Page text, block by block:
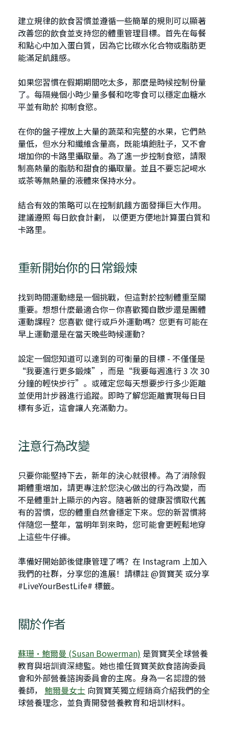
建立規律的飲食習慣並遵循一些簡單的規則可以顯著
改善您的飲食並支持您的體重管理目標。首先在每餐
和點心中加入蛋白質，因為它比碳水化合物或脂肪更
能滿足飢餓感。
如果您習慣在假期期間吃太多，那麼是時候控制份量
了。每隔幾個小時少量多餐和吃零食可以穩定血糖水
平並有助於 抑制食慾。
在你的盤子裡放上大量的蔬菜和完整的水果，它們熱
量低，但水分和纖維含量高，既能填飽肚子，又不會
增加你的卡路里攝取量。為了進一步控制食慾，請限
制高熱量的脂肪和甜食的攝取量。並且不要忘記喝水
或茶等無熱量的液體來保持水分。
結合有效的策略可以在控制飢餓方面發揮巨大作用。
建議遵照 每日飲食計劃， 以便更方便地計算蛋白質和
卡路里。
重新開始你的日常鍛煉
找到時間運動總是一個挑戰，但這對於控制體重至關
重要。想想什麼最適合你－你喜歡獨自散步還是團體
運動課程？您喜歡 健行或戶外運動嗎？您更有可能在
早上運動還是在當天晚些時候運動？
設定一個您知道可以達到的可衡量的目標 - 不僅僅是
“我要進行更多鍛煉”，而是“我要每週進行 3 次 30
分鐘的輕快步行”。或確定您每天想要步行多少距離
並使用計步器進行追蹤。即時了解您距離實現每日目
標有多近，這會讓人充滿動力。
注意行為改變
只要你能堅持下去，新年的決心就很棒。為了消除假
期體重增加，請更專注於您決心做出的行為改變，而
不是體重計上顯示的內容。隨著新的健康習慣取代舊
有的習慣，您的體重自然會穩定下來。您的新習慣將
伴隨您一整年，當明年到來時，您可能會更輕鬆地穿
上這些牛仔褲。
準備好開始節後健康管理了嗎？在 Instagram 上加入
我們的社群，分享您的進展！請標註 @賀寶芙 或分享
#LiveYourBestLife# 標籤。
關於作者
蘇珊·鮑爾曼 (Susan Bowerman) 是賀寶芙全球營養
教育與培訓資深總監。她也擔任賀寶芙飲食諮詢委員
會和外部營養諮詢委員會的主席。身為一名認證的營
養師， 鮑爾曼女士 向賀寶芙獨立經銷商介紹我們的全
球營養理念，並負責開發營養教育和培訓材料。